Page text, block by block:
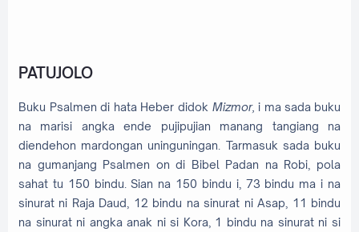
PATUJOLO
Buku Psalmen di hata Heber didok Mizmor,i ma sada buku
na marisi angka ende pujipujian manang tangiang na
diendehon mardongan uninguningan. Tarmasuk sada buku
na gumanjang Psalmen on di Bibel Padan na Robi, pola
sahat tu 150 bindu. Sian na 150 bindu i, 73 bindu ma i na
sinurat ni Raja Daud, 12 bindu na sinurat ni Asap, 11 bindu
na sinurat ni angka anak ni si Kora, 1 bindu na sinurat ni si